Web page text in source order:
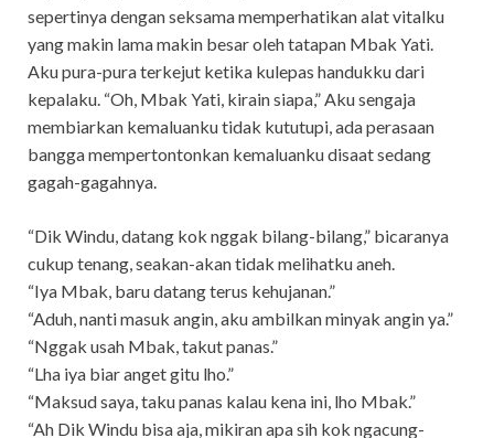
sepertinya dengan seksama memperhatikan alat vitalku
yang makin lama makin besar oleh tatapan Mbak Yati.
Aku pura-pura terkejut ketika kulepas handukku dari
kepalaku. “Oh, Mbak Yati, kirain siapa,” Aku sengaja
membiarkan kemaluanku tidak kututupi, ada perasaan
bangga mempertontonkan kemaluanku disaat sedang
gagah-gagahnya.
“Dik Windu, datang kok nggak bilang-bilang,” bicaranya
cukup tenang, seakan-akan tidak melihatku aneh.
“Iya Mbak, baru datang terus kehujanan.”
“Aduh, nanti masuk angin, aku ambilkan minyak angin ya.”
“Nggak usah Mbak, takut panas.”
“Lha iya biar anget gitu lho.”
“Maksud saya, taku panas kalau kena ini, lho Mbak.”
“Ah Dik Windu bisa aja, mikiran apa sih kok ngacung-